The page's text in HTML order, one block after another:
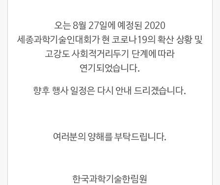
오는 8월 27일에 예정된 2020
세종과학기술인대회가 현 코로나19의 확산 상황 및
고강도 사회적거리두기 단계에 따라
연기되었습니다.
향후 행사 일정은 다시 안내 드리겠습니다.
여러분의 양해를 부탁드립니다.
한국과학기술한림원